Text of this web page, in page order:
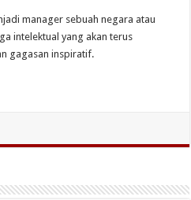
manager sebuah negara atau
intelektual yang akan terus
gagasan inspiratif.